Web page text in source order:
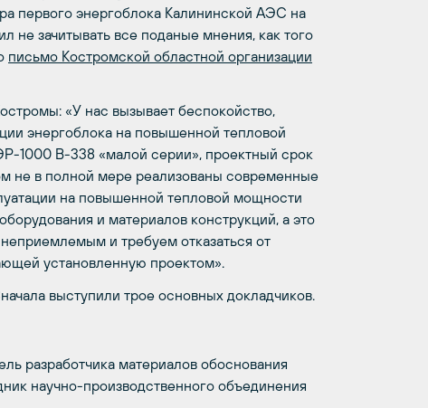
первого энергоблока Калининской АЭС на
зачитывать все поданые мнения, как того
письмо Костромской областной организации
«У нас вызывает беспокойство,
энергоблока на повышенной тепловой
1000 В-338 «малой серии», проектный срок
не в полной мере реализованы современные
на повышенной тепловой мощности
и материалов конструкций, а это
и требуем отказаться от
установленную проектом».
выступили трое основных докладчиков.
разработчика материалов обоснования
научно-производственного объединения